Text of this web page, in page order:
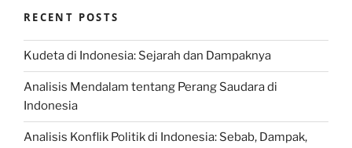
RECENT POSTS
Kudeta di Indonesia: Sejarah dan Dampaknya
Analisis Mendalam tentang Perang Saudara di
Indonesia
Analisis Konflik Politik di Indonesia: Sebab, Dampak,